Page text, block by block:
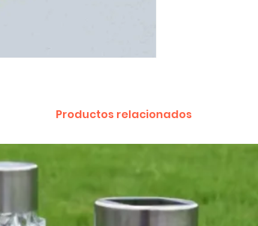
Productos relacionados